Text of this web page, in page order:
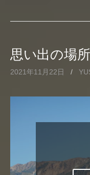
思い出の場
2021年11月22日 /